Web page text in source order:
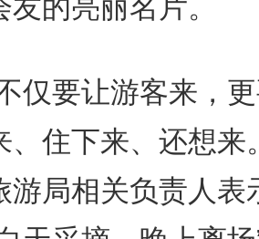
的亮丽名片。
要让游客来，更
、住下来、还想来
游局相关负责人表